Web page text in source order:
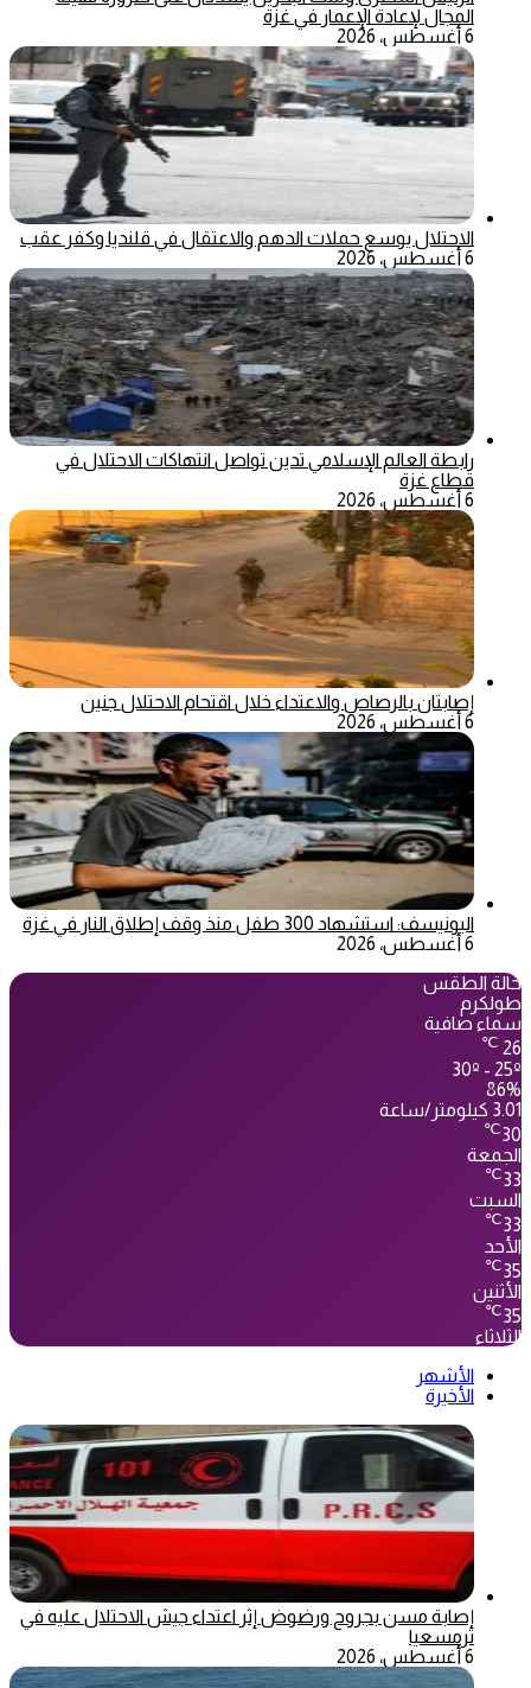
المجال لإعادة الإعمار في غزة
6 أغسطس، 2026
الاحتلال يوسع حملات الدهم والاعتقال في قلنديا وكفر عقب
6 أغسطس، 2026
رابطة العالم الإسلامي تدين تواصل انتهاكات الاحتلال في
قطاع غزة
6 أغسطس، 2026
إصابتان بالرصاص والاعتداء خلال اقتحام الاحتلال جنين
6 أغسطس، 2026
اليونيسف: استشهاد 300 طفل منذ وقف إطلاق النار في غزة
6 أغسطس، 2026
حالة الطقس
طولكرم
سماء صافية
26
℃
30º - 25º
86%
3.01 كيلومتر/ساعة
30
℃
الجمعة
33
℃
السبت
33
℃
الأحد
35
℃
الأثنين
35
℃
الثلاثاء
الأشهر
الأخيرة
إصابة مسن بجروح ورضوض إثر اعتداء جيش الاحتلال عليه في
ترمسعيا
6 أغسطس، 2026